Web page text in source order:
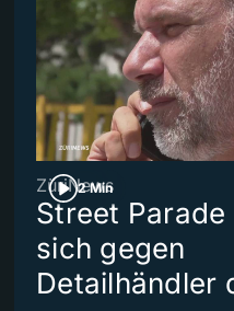
2 Min
ZüriNews
Street
sich gegen
Detailhändler